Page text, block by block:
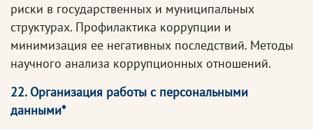
риски в государственных и муниципальных
структурах. Профилактика коррупции и
минимизация ее негативных последствий. Методы
научного анализа коррупционных отношений.
22. Организация работы с персональными
данными*